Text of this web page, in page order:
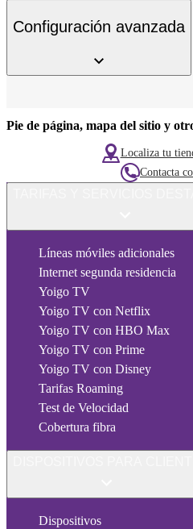
Configuración avanzada
Pie de página, mapa del sitio y
Localiza tu
Contacta
Líneas móviles adicionales
Internet segunda residencia
Yoigo TV
Yoigo TV con Netflix
Yoigo TV con HBO Max
Yoigo TV con Prime
Yoigo TV con Disney
Tarifas Roaming
Test de Velocidad
Cobertura fibra
Dispositivos